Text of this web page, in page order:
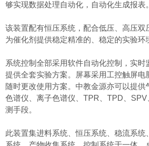
够实现数据处理自动化，自动化生成报表。
该装置配有恒压系统，配合低压、高压双
为催化剂提供稳定精准的、稳定的实验环
系统控制全部采用软件自动化控制，实时
提供全套实验方案。屏幕采用工控触屏电
随时更改使用方案。中教金源亦可以提供
色谱仪、离子色谱仪、TPR、TPD、
测手段。
此装置集进料系统、恒压系统、稳流系统